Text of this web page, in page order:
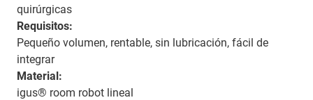
quirúrgicas
Requisitos:
Pequeño volumen, rentable, sin lubricación, fácil de
integrar
Material:
igus® room robot lineal